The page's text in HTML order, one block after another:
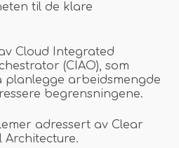
til de klare
Cloud Integrated
(CIAO), som
planlegge arbeidsmengde
begrensningene.
adressert av Clear
Architecture.